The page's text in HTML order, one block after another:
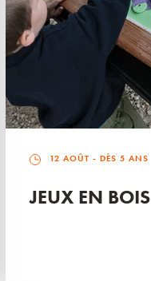
12 AOÛT - DÈS 5 ANS
JEUX EN BOIS